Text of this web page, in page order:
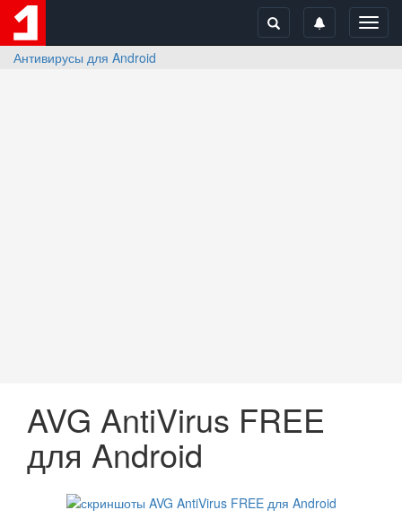
Антивирусы для Android
AVG AntiVirus FREE
для Android